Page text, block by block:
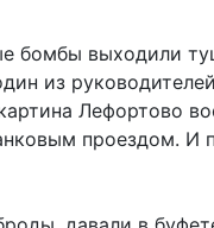
бомбы выходили
из
Лефортово
проездом. И